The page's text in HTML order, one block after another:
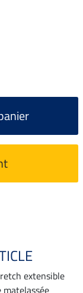
extensible
matelassée